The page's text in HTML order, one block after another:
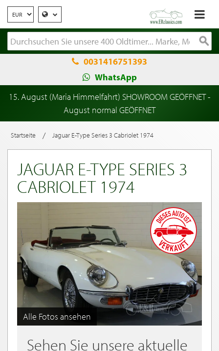
0031416751393
WhatsApp
15. August (Maria Himmelfahrt) SHOWROOM GEÖFFNET -
August normal GEÖFFNET
Startseite / Jaguar E-Type Series 3 Cabriolet 1974
JAGUAR E-TYPE SERIES 3
CABRIOLET 1974
Alle Fotos ansehen
Sehen Sie unsere aktuelle